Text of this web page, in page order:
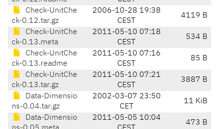
Check-UnitChe
ck-0.12.tar.gz
2006-10-28 19:38
CEST
4119 B
Check-UnitChe
ck-0.13.meta
2011-05-10 07:18
CEST
534 B
Check-UnitChe
ck-0.13.readme
2011-05-10 07:16
CEST
85 B
Check-UnitChe
ck-0.13.tar.gz
2011-05-10 07:21
CEST
3887 B
Data-Dimensio
ns-0.04.tar.gz
2002-03-07 23:50
CET
11 KiB
Data-Dimensio
2011-05-05 10:04
473 B